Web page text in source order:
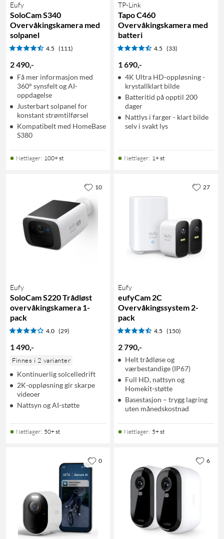
Eufy
SoloCam S340
Overvåkingskamera med
solpanel
4.5 (111)
2 490,-
Få mer informasjon med
360° synsfelt og AI-
oppdagelse
Justerbart solpanel for
konstant strømtilførsel
Kompatibelt med HomeBase
S380
Nettlager: 100+ st
TP-Link
Tapo C460
Overvåkingskamera med
batteri
4.5 (33)
1 690,-
4K Ultra HD-oppløsning -
krystallklart bilde
Batteritid på opptil 200
dager
Nattlys i farger - klart bilde
selv i svakt lys
Nettlager: 1+ st
Eufy
SoloCam S220 Trådløst
overvåkingskamera 1-
pack
4.0 (29)
1 490,-
Finnes i 2 varianter
Kontinuerlig solcelledrift
2K-oppløsning gir skarpe
videoer
Nattsyn og AI-støtte
Nettlager: 50+ st
10
Eufy
eufyCam 2C
Overvåkingssystem 2-
pack
4.5 (150)
2 790,-
Helt trådløse og
værbestandige (IP67)
Full HD, nattsyn og
Homekit-støtte
Basestasjon – trygg lagring
uten månedskostnad
Nettlager: 5+ st
27
0 6